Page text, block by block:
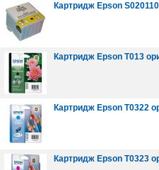
Картридж Epson
Картридж Epson T013
Картридж Epson T0322
Картридж Epson T0323